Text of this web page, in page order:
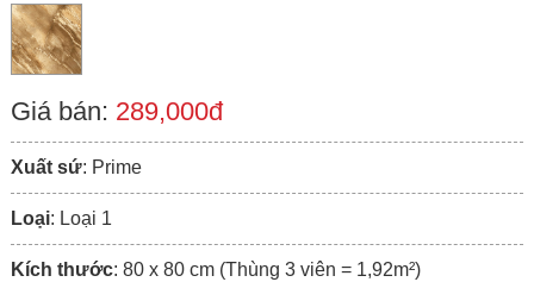
Giá bán: 289,000đ
Xuất sứ: Prime
Loại: Loại 1
Kích thước: 80 x 80 cm (Thùng 3 viên = 1,92m²)